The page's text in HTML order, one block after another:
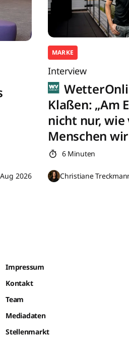
2026
MARKE
Interview
Klaßen: „Am
nicht nur, wie
Menschen
6 Minuten
Christiane
Impressum
Kontakt
Team
Mediadaten
Stellenmarkt